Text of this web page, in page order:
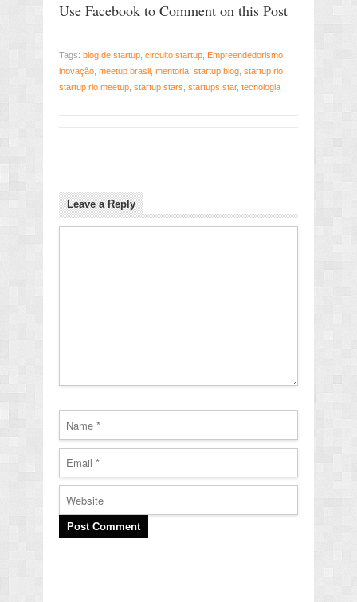
Use Facebook to Comment on this Post
Tags: blog de startup circuito startup Empreendedorismo
inovação meetup brasil mentoria startup blog startup rio
startup rio meetup startup stars startups star, tecnologia
Leave a Reply